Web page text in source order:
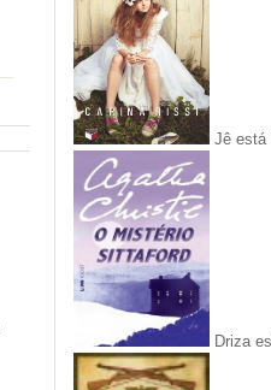
Jê está
Driza